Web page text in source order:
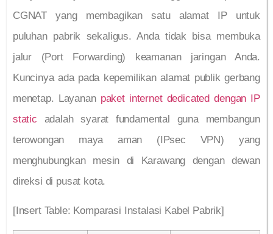
CGNAT yang membagikan satu alamat IP untuk
puluhan pabrik sekaligus. Anda tidak bisa membuka
jalur (Port Forwarding) keamanan jaringan Anda.
Kuncinya ada pada kepemilikan alamat publik gerbang
menetap. Layanan paket internet dedicated dengan IP
static adalah syarat fundamental guna membangun
terowongan maya aman (IPsec VPN) yang
menghubungkan mesin di Karawang dengan dewan
direksi di pusat kota.
[Insert Table: Komparasi Instalasi Kabel Pabrik]